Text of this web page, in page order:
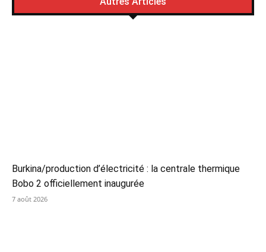
Burkina/production d’électricité : la centrale thermique
Bobo 2 officiellement inaugurée
7 août 2026